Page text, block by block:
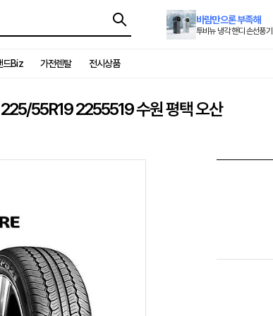
바람만으론 부족해
투비뉴 냉각 핸디 손선풍기
드Biz 가전렌탈 전시상품
55R19 2255519 수원 평택 오산